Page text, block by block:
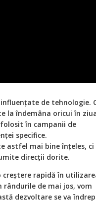
de tehnologie.
la îndemâna oricui în
în campanii de
specifice.
astfel mai bine înțeles, ci
direcții dorite.
creștere rapidă în
de mai jos, vom
dezvoltare se va